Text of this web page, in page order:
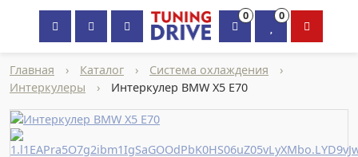
0 0
×
Главная › Каталог › Система охлаждения
›
Интеркулеры
› Интеркулер BMW X5 E70